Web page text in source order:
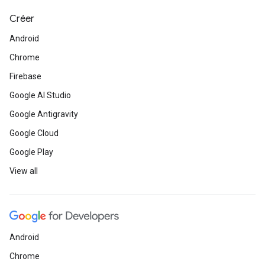
Créer
Android
Chrome
Firebase
Google AI Studio
Google Antigravity
Google Cloud
Google Play
View all
Android
Chrome